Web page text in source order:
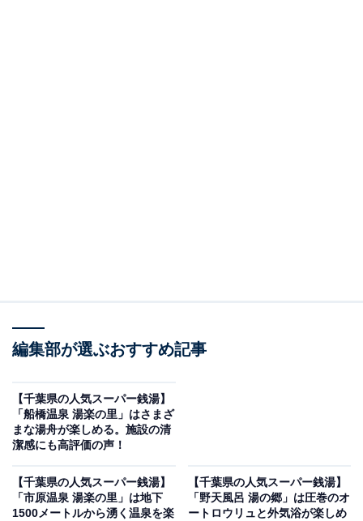
「All About ニュース」は、ネットの話題から世の中の動きまで、暮
らしの中にあふれる「なぜ？」「どうして？」を分かりやすく伝え
報やSNSで話題のトピックスを紹介しています。
※本記事で紹介している商品の購入やサービスの利用により、売上の一部が
オールアバウトに還元されることがあります。
める施設
編集部が選ぶおすすめ記事
【千葉県の人気スーパー銭湯】
「船橋温泉 湯楽の里」はさまざ
まな湯舟が楽しめる。施設の清
潔感にも高評価の声！
【千葉県の人気スーパー銭湯】
「市原温泉 湯楽の里」は地下
1500メートルから湧く温泉を楽
【千葉県の人気スーパー銭湯】
「野天風呂 湯の郷」は圧巻のオ
ートロウリュと外気浴が楽しめ